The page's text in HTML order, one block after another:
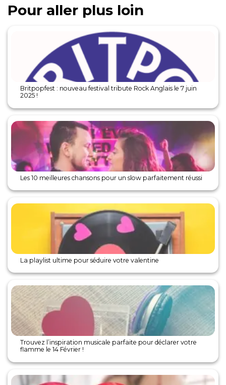
Pour aller plus loin
Britpopfest : nouveau festival tribute Rock Anglais le 7 juin
2025 !
Les 10 meilleures chansons pour un slow parfaitement réussi
La playlist ultime pour séduire votre valentine
Trouvez l’inspiration musicale parfaite pour déclarer votre
flamme le 14 Février !